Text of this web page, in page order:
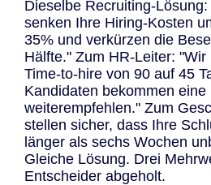
Dieselbe Recruiting-
senken Ihre Hiring-Kosten
35% und verkürzen die
Hälfte." Zum HR-Leiter:
Time-to-hire von 90 auf 45
Kandidaten bekommen
weiterempfehlen." Zum
stellen sicher, dass Ihre
länger als sechs Wochen
Gleiche Lösung. Drei
Entscheider abgeholt.